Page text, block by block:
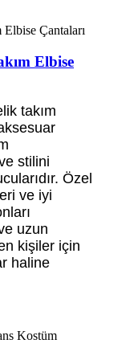
Elbise
takım
stilini
Özel
ve iyi
uzun
kişiler için
haline